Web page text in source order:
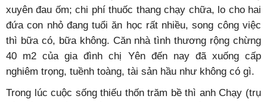
xuyên đau ốm; chi phí thuốc thang chạy chữa, lo cho hai
đứa con nhỏ đang tuổi ăn học rất nhiều, song công việc
thì bữa có, bữa không. Căn nhà tình thương rộng chừng
40 m2 của gia đình chị Yên đến nay đã xuống cấp
nghiêm trọng, tuềnh toàng, tài sản hầu như không có gì.
Trong lúc cuộc sống thiếu thốn trăm bề thì anh Chạy (trụ